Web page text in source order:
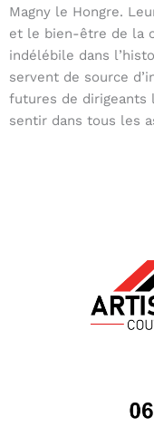
Magny le Hongre.
et le bien-être de la
indélébile dans
servent de source
futures de dirigeants
sentir dans tous les